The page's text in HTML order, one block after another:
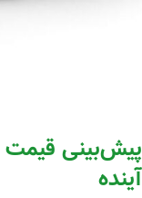
پیش‌بینی قیمت
آینده